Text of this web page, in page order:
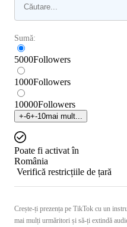
Sumă:
5000Followers
1000Followers
10000Followers
+-6+-10mai mult...
Poate fi activat în
România
Verifică restricțiile de țară
Crește-ți prezența pe TikTok cu un
mai mulți urmăritori și să-ți extindă